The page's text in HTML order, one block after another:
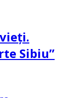
Sibiu”